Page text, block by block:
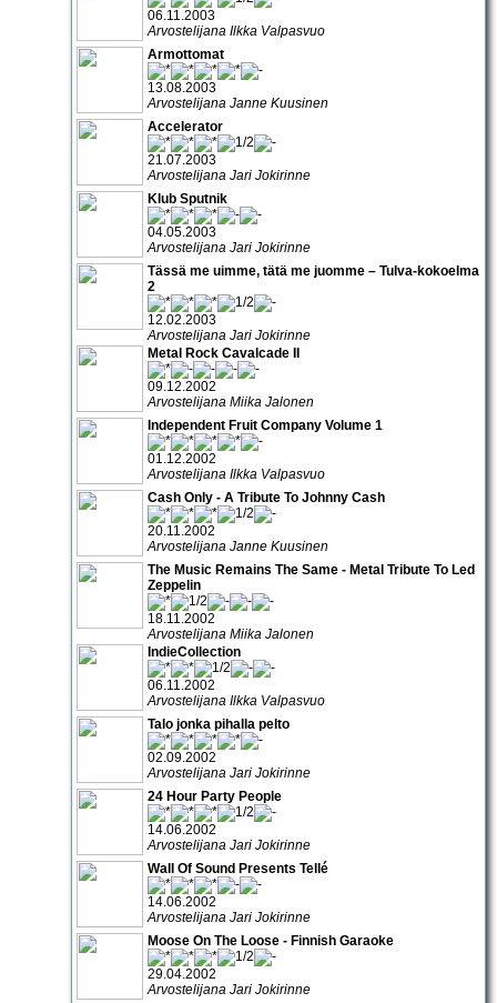
06.11.2003
Arvostelijana Ilkka Valpasvuo
Armottomat
13.08.2003
Arvostelijana Janne Kuusinen
Accelerator
21.07.2003
Arvostelijana Jari Jokirinne
Klub Sputnik
04.05.2003
Arvostelijana Jari Jokirinne
Tässä me uimme, tätä me juomme – Tulva-kokoelma
2
12.02.2003
Arvostelijana Jari Jokirinne
Metal Rock Cavalcade II
09.12.2002
Arvostelijana Miika Jalonen
Independent Fruit Company Volume 1
01.12.2002
Arvostelijana Ilkka Valpasvuo
Cash Only - A Tribute To Johnny Cash
20.11.2002
Arvostelijana Janne Kuusinen
The Music Remains The Same - Metal Tribute To Led
Zeppelin
18.11.2002
Arvostelijana Miika Jalonen
IndieCollection
06.11.2002
Arvostelijana Ilkka Valpasvuo
Talo jonka pihalla pelto
02.09.2002
Arvostelijana Jari Jokirinne
24 Hour Party People
14.06.2002
Arvostelijana Jari Jokirinne
Wall Of Sound Presents Tellé
14.06.2002
Arvostelijana Jari Jokirinne
Moose On The Loose - Finnish Garaoke
29.04.2002
Arvostelijana Jari Jokirinne